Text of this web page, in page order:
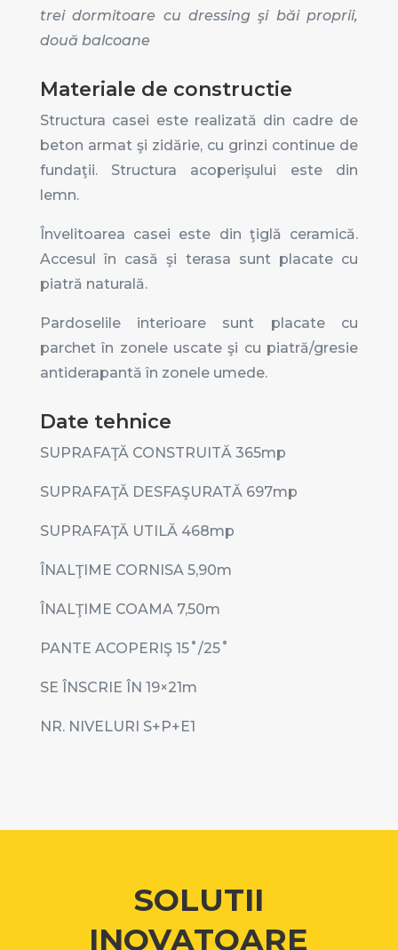
trei dormitoare cu dressing şi băi proprii,
două balcoane
Materiale de constructie
Structura casei este realizată din cadre de
beton armat şi zidărie, cu grinzi continue de
fundaţii. Structura acoperişului este din
lemn.
Învelitoarea casei este din ţiglă ceramică.
Accesul în casă şi terasa sunt placate cu
piatră naturală.
Pardoselile interioare sunt placate cu
parchet în zonele uscate şi cu piatră/gresie
antiderapantă în zonele umede.
Date tehnice
SUPRAFAŢĂ CONSTRUITĂ 365mp
SUPRAFAŢĂ DESFAŞURATĂ 697mp
SUPRAFAŢĂ UTILĂ 468mp
ÎNALŢIME CORNISA 5,90m
ÎNALŢIME COAMA 7,50m
PANTE ACOPERIŞ 15˚/25˚
SE ÎNSCRIE ÎN 19×21m
NR. NIVELURI S+P+E1
SOLUTII
INOVATOARE